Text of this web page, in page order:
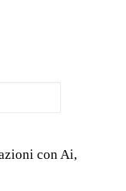
con Ai,